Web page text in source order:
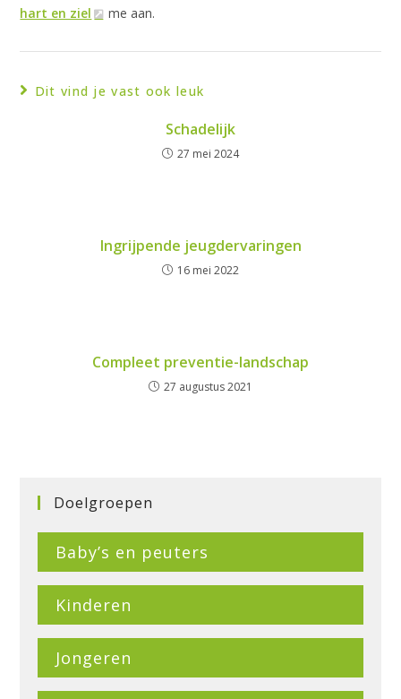
hart en ziel
me aan.
Dit vind je vast ook leuk
Schadelijk
27 mei 2024
Ingrijpende jeugdervaringen
16 mei 2022
Compleet preventie-landschap
27 augustus 2021
Doelgroepen
Baby’s en peuters
Kinderen
Jongeren